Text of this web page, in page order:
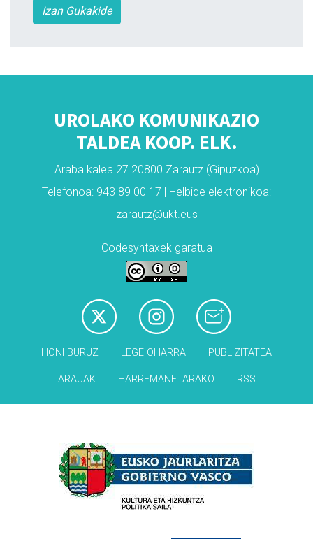
Izan Gukakide
UROLAKO KOMUNIKAZIO
TALDEA KOOP. ELK.
Araba kalea 27 20800 Zarautz (Gipuzkoa)
Telefonoa: 943 89 00 17 | Helbide elektronikoa:
zarautz@ukt.eus
Codesyntaxek garatua
HONI BURUZ LEGE OHARRA PUBLIZITATEA
ARAUAK HARREMANETARAKO RSS